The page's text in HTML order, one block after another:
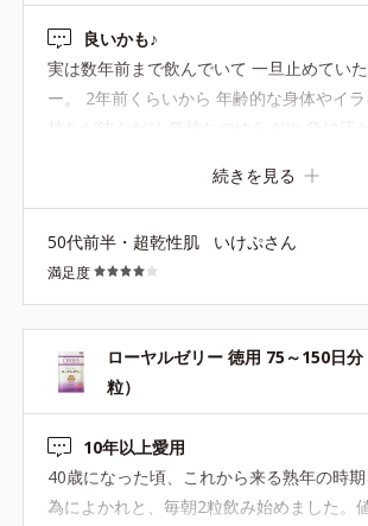
もうあの生活には戻りたくないと思えます。
良いかも♪
実は数年前まで飲んでいて 一旦止めてい
ー。 2年前くらいから 年齢的な身体やイ
持ちが沈んだり 気持ちのゆらぎや 急に汗
た。 お薬じゃなくて何か良いものないか
思い出し、 また飲みはじめました。 が、
りません。 なんとなくいい感じ。 これか
す。 年齢に反発する自分。笑 楽しみです
続きを見る
50代前半・超乾性肌 いけぷさん
満足度
ローヤルゼリー 徳用 75～150日
粒）
10年以上愛用
40歳になった頃、これから来る熟年の時
為によかれと、毎朝2粒飲み始めました。